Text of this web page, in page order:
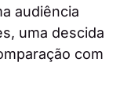
audiência
uma descida
com